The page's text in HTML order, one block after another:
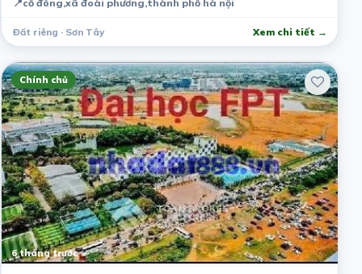
📍cổ đông,xã đoài phương,thành phố hà nội
Đất riêng · Sơn Tây Xem chi tiết →
Chính chủ
6 tháng trước